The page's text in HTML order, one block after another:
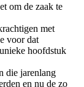
om de zaak te
met
voor dat
hoofdstuk
die jarenlang
en nu de zo